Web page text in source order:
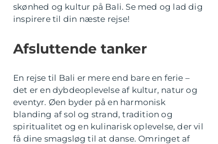
skønhed og kultur på Bali. Se med og lad dig
inspirere til din næste rejse!
Afsluttende tanker
En rejse til Bali er mere end bare en ferie –
det er en dybdeoplevelse af kultur, natur og
eventyr. Øen byder på en harmonisk
blanding af sol og strand, tradition og
spiritualitet og en kulinarisk oplevelse, der vil
få dine smagsløg til at danse. Omringet af